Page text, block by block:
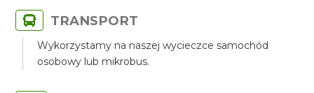
TRANSPORT
Wykorzystamy na naszej wycieczce samochód
osobowy lub mikrobus.